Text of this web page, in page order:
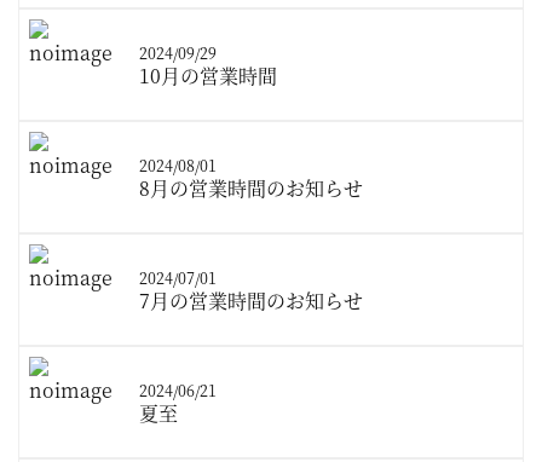
2024/09/29
10月の営業時間
2024/08/01
8月の営業時間のお知らせ
2024/07/01
7月の営業時間のお知らせ
2024/06/21
夏至